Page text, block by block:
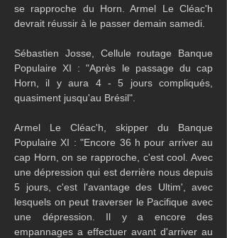
se rapproche du Horn. Armel Le Cléac'h
devrait réussir à le passer demain samedi.
Sébastien Josse, Cellule routage Banque
Populaire XI : "Après le passage du cap
Horn, il y aura 4 - 5 jours compliqués,
quasiment jusqu'au Brésil".
Armel Le Cléac'h, skipper du Banque
Populaire XI : "Encore 36 h pour arriver au
cap Horn, on se rapproche, c'est cool. Avec
une dépression qui est derrière nous depuis
5 jours, c'est l'avantage des Ultim', avec
lesquels on peut traverser le Pacifique avec
une dépression. Il y a encore des
empannages a effectuer avant d'arriver au